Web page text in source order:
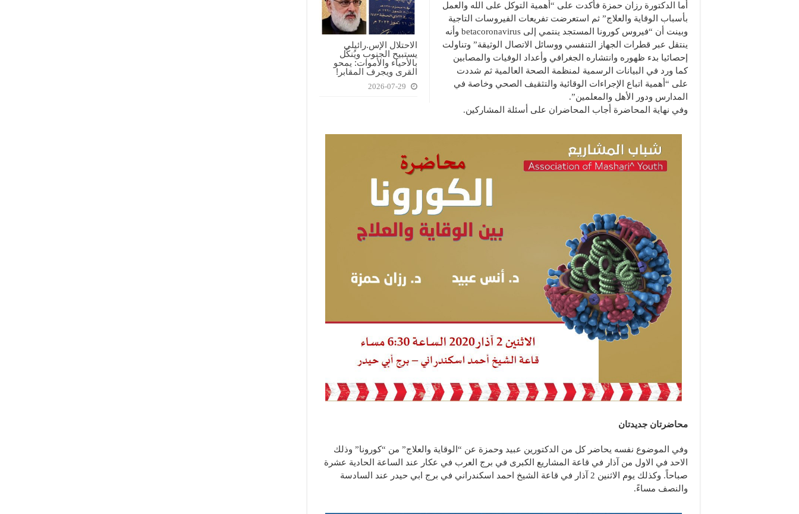
الاحتلال الإس.رائيلي
يستبيح الجنوب ويُنكّل
بالأحياء والأموات: يمحو
القرى ويجرف المقابر!
2026-07-29
أما الدكتورة رزان حمزة فأكدت على “أهمية التوكل على الله والعمل
بأسباب الوقاية والعلاج” ثم استعرضت تفريعات الفيروسات التاجية
وبينت أن “فيروس كورونا المستجد ينتمي إلى betacoronavirus وأنه
ينتقل عبر قطرات الجهاز التنفسي ووسائل الاتصال الوثيقة” وتناولت
إحصائيا بدء ظهوره وانتشاره الجغرافي وأعداد الوفيات والمصابين
كما ورد في البيانات الرسمية لمنظمة الصحة العالمية ثم شددت
على “أهمية اتباع الإجراءات الوقائية والتثقيف الصحي وخاصة في
المدارس ودور الأهل والمعلمين”.
وفي نهاية المحاضرة أجاب المحاضران على أسئلة المشاركين.
محاضرتان جديدتان
وفي الموضوع نفسه يحاضر كل من الدكتورين عبيد وحمزة عن “الوقاية والعلاج” من “كورونا” وذلك
الاحد في الاول من آذار في قاعة المشاريع الكبرى في برج العرب في عكار عند الساعة الحادية عشرة
صباحاً. وكذلك يوم الاثنين 2 آذار في قاعة الشيخ احمد اسكندراني في برج ابي حيدر عند السادسة
والنصف مساءً.